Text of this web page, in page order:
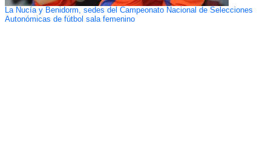
La Nucía y Benidorm, sedes del Campeonato Nacional de Selecciones
Autonómicas de fútbol sala femenino